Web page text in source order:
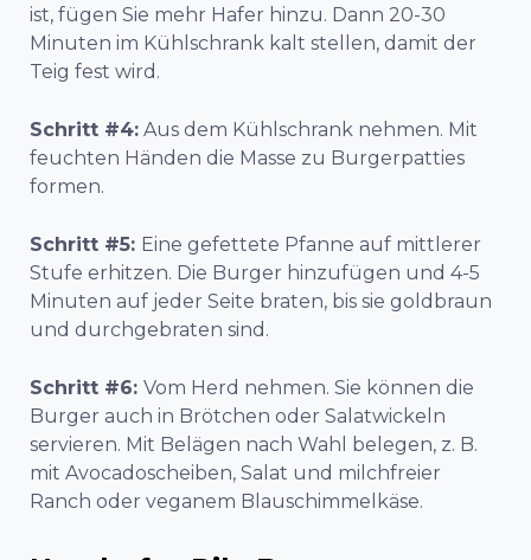
ist, fügen Sie mehr Hafer hinzu. Dann 20-30
Minuten im Kühlschrank kalt stellen, damit der
Teig fest wird.
Schritt #4: Aus dem Kühlschrank nehmen. Mit
feuchten Händen die Masse zu Burgerpatties
formen.
Schritt #5: Eine gefettete Pfanne auf mittlerer
Stufe erhitzen. Die Burger hinzufügen und 4-5
Minuten auf jeder Seite braten, bis sie goldbraun
und durchgebraten sind.
Schritt #6: Vom Herd nehmen. Sie können die
Burger auch in Brötchen oder Salatwickeln
servieren. Mit Belägen nach Wahl belegen, z. B.
mit Avocadoscheiben, Salat und milchfreier
Ranch oder veganem Blauschimmelkäse.